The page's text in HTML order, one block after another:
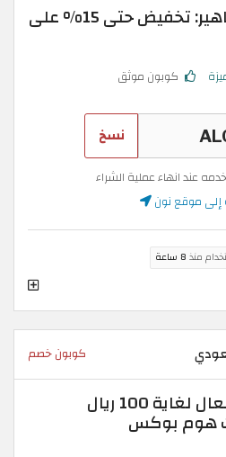
كود خصم نون المشاهير: تخفيض حتى 15% على
كوبون موثق
نسخ
عند انهاء عملية الشراء
إلى موقع نون
منذ 8 ساعة
كوبون خصم
كود نون كاش باك فعال لغاية 100 ريال
هوم بوكس